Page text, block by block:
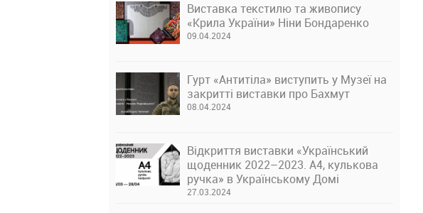
Виставка текстилю та живопису
«Крила України» Ніни Бондаренко
09.04.2024
Гурт «Антитіла» виступить у Музеї на
закритті виставки про Бахмут
08.04.2024
Відкриття виставки «Український
щоденник 2022–2023. А4, кулькова
ручка» в Українському Домі
27.03.2024